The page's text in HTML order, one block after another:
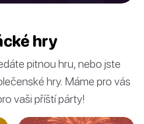
hry
pitnou hru, nebo jste
hry. Máme pro vás
vaši příští párty!